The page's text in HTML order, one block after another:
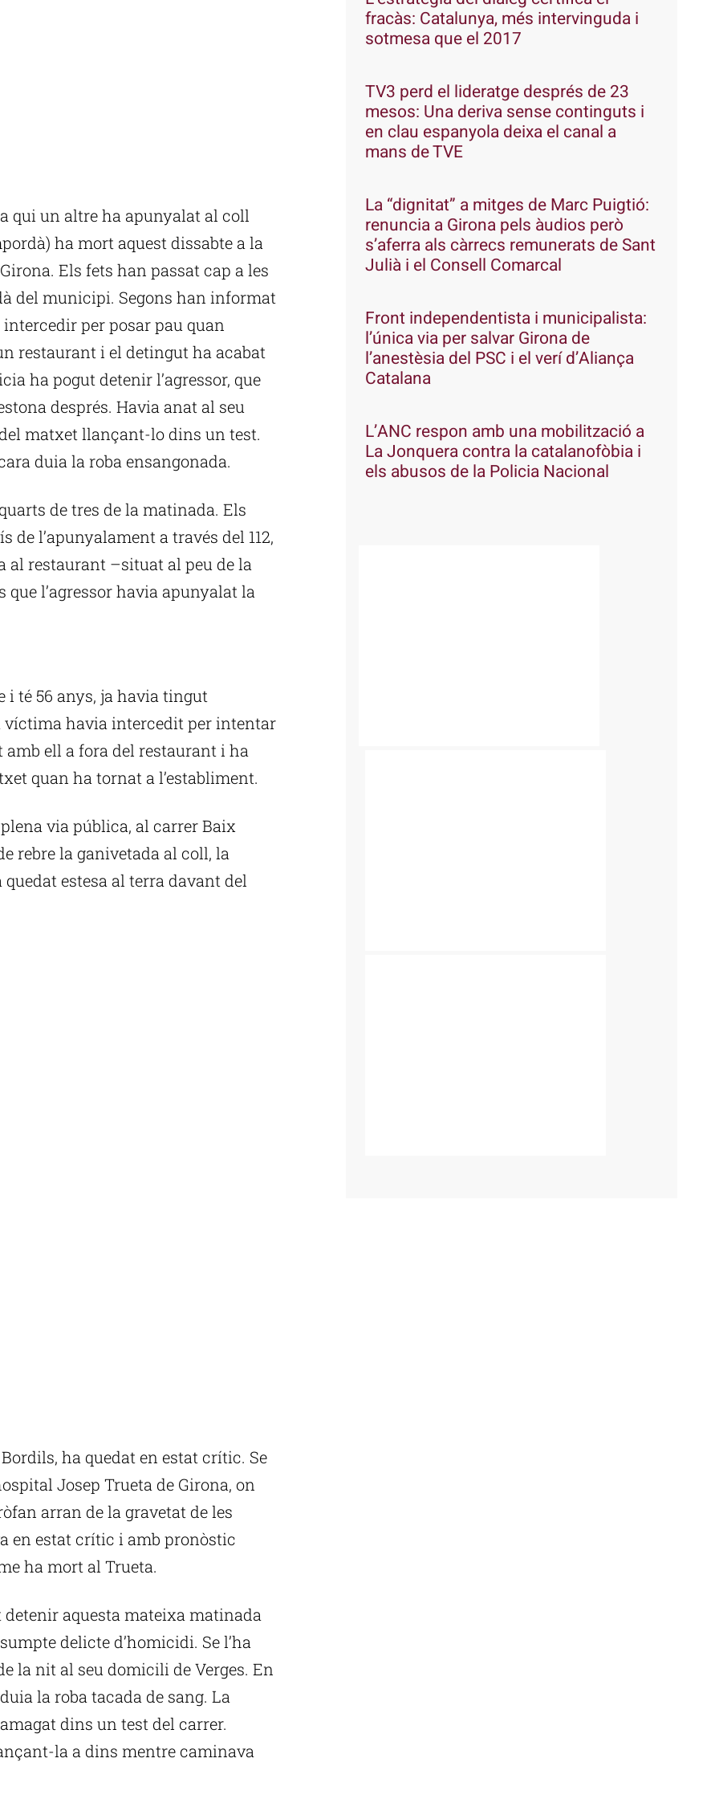
qui un altre ha apunyalat al coll
ha mort aquest dissabte a la
Els fets han passat cap a les
del municipi. Segons han informat
per posar pau quan
restaurant i el detingut ha acabat
ha pogut detenir l’agressor, que
després. Havia anat al seu
matxet llançant-lo dins un test.
duia la roba ensangonada.
de tres de la matinada. Els
de l’apunyalament a través del 112,
al restaurant –situat al peu de la
l’agressor havia apunyalat la
i té 56 anys, ja havia tingut
víctima havia intercedit per intentar
amb ell a fora del restaurant i ha
quan ha tornat a l’establiment.
via pública, al carrer Baix
rebre la ganivetada al coll, la
estesa al terra davant del
ha quedat en estat crític. Se
Josep Trueta de Girona, on
arran de la gravetat de les
en estat crític i amb pronòstic
ha mort al Trueta.
detenir aquesta mateixa matinada
delicte d’homicidi. Se l’ha
la nit al seu domicili de Verges. En
la roba tacada de sang. La
dins un test del carrer.
la a dins mentre caminava
fracàs: Catalunya, més intervinguda i
sotmesa que el 2017
TV3 perd el lideratge després de 23
mesos: Una deriva sense continguts i
en clau espanyola deixa el canal a
mans de TVE
La “dignitat” a mitges de Marc Puigtió:
renuncia a Girona pels àudios però
s’aferra als càrrecs remunerats de Sant
Julià i el Consell Comarcal
Front independentista i municipalista:
l’única via per salvar Girona de
l’anestèsia del PSC i el verí d’Aliança
Catalana
L’ANC respon amb una mobilització a
La Jonquera contra la catalanofòbia i
els abusos de la Policia Nacional